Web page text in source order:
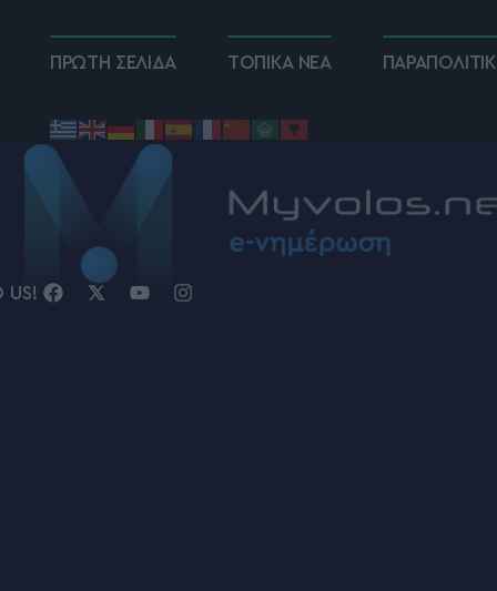
ΠΡΩΤΗ ΣΕΛΙΔΑ ΤΟΠΙΚΑ ΝΕΑ
US!